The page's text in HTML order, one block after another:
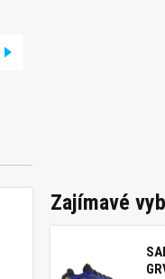
Zajímavé